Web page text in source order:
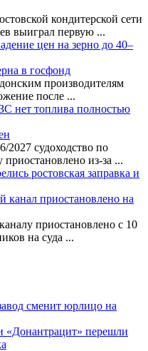
кондитерской сети
выиграл первую ...
цен на зерно до 40–
в госфонд
производителям
после ...
нет топлива полностью
2027 судоходство по
из-за ...
ростовская заправка и
канал приостановлено на
приостановлено с 10
на суда ...
«Донантрацит» перешли